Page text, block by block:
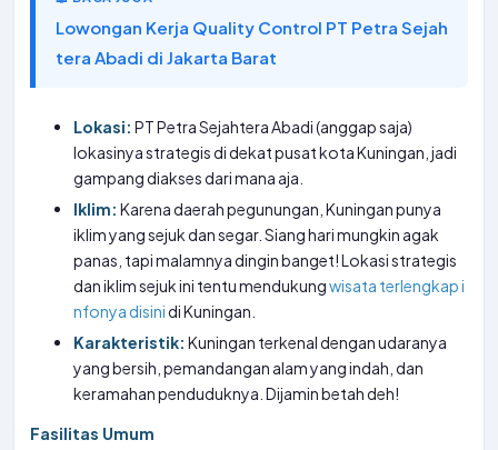
Lowongan Kerja Quality Control PT Petra Sejah
tera Abadi di Jakarta Barat
Lokasi: PT Petra Sejahtera Abadi (anggap saja)
lokasinya strategis di dekat pusat kota Kuningan, jadi
gampang diakses dari mana aja.
Iklim: Karena daerah pegunungan, Kuningan punya
iklim yang sejuk dan segar. Siang hari mungkin agak
panas, tapi malamnya dingin banget! Lokasi strategis
dan iklim sejuk ini tentu mendukungwisata terlengkap i
nfonya disinidi Kuningan.
Karakteristik: Kuningan terkenal dengan udaranya
yang bersih, pemandangan alam yang indah, dan
keramahan penduduknya. Dijamin betah deh!
Fasilitas Umum